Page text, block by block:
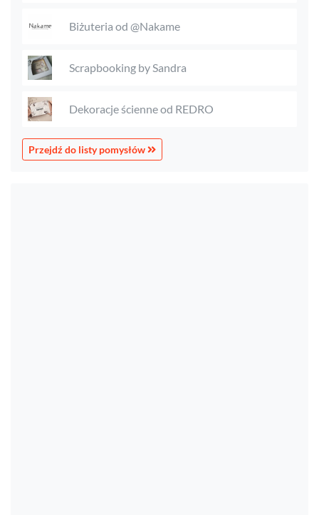
Biżuteria od @Nakame
Scrapbooking by Sandra
Dekoracje ścienne od REDRO
Przejdź do listy pomysłów